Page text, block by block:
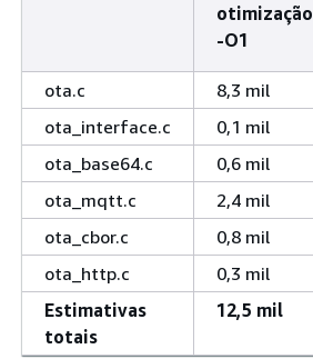
otimização
-O1
ota.c 8,3 mil
ota_interface.c
0,1 mil
ota_base64.c
0,6 mil
ota_mqtt.c
2,4 mil
ota_cbor.c
0,8 mil
ota_http.c
0,3 mil
Estimativas
totais
12,5 mil